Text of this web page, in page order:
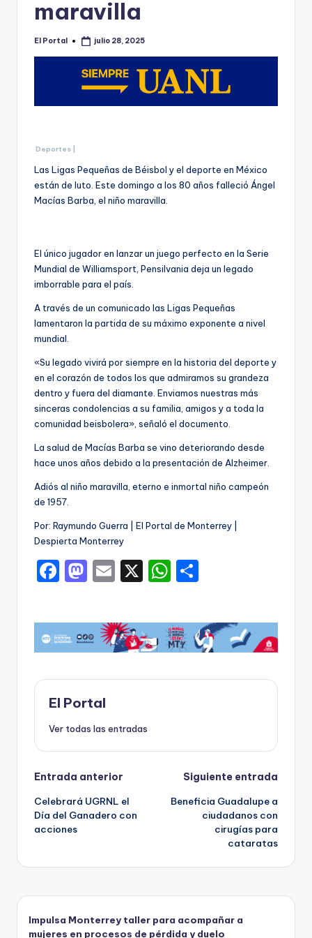
maravilla
Publicado
El Portal julio 28, 2025
Deportes |
Las Ligas Pequeñas de Béisbol y el deporte en México
están de luto. Este domingo a los 80 años falleció Ángel
Macías Barba, el niño maravilla.
El único jugador en lanzar un juego perfecto en la Serie
Mundial de Williamsport, Pensilvania deja un legado
imborrable para el país.
A través de un comunicado las Ligas Pequeñas
lamentaron la partida de su máximo exponente a nivel
mundial.
«Su legado vivirá por siempre en la historia del deporte y
en el corazón de todos los que admiramos su grandeza
dentro y fuera del diamante. Enviamos nuestras más
sinceras condolencias a su familia, amigos y a toda la
comunidad beisbolera», señaló el documento.
La salud de Macías Barba se vino deteriorando desde
hace unos años debido a la presentación de Alzheimer.
Adiós al niño maravilla, eterno e inmortal niño campeón
de 1957.
Por: Raymundo Guerra | El Portal de Monterrey |
Despierta Monterrey
F
c
e
b
o
o
k
M
st
o
d
o
n
E
ai
l
X
W
a
ts
A
p
m
p
ar
ti
El Portal
Ver todas las entradas
Navegación
de
entradas
Entrada anterior
Celebrará UGRNL el
Día del Ganadero con
acciones
Siguiente entrada
Beneficia Guadalupe a
ciudadanos con
cirugías para
cataratas
Impulsa Monterrey taller para acompañar a
mujeres en procesos de pérdida y duelo